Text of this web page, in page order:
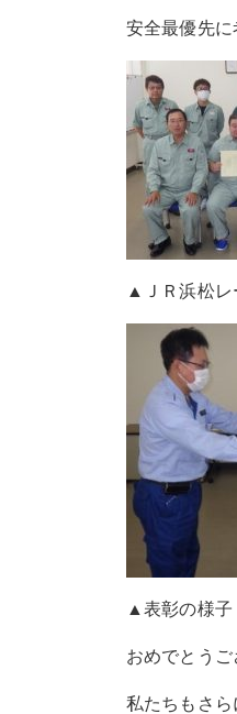
安全最優先に
▲ＪＲ浜松レ
▲表彰の様子
おめでとうご
私たちもさら